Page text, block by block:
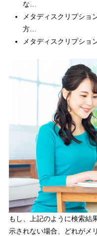
な…
メタディスクリプショ
方…
メタディスクリプショ
もし、上記のように検索結
示されない場合、どれがメ